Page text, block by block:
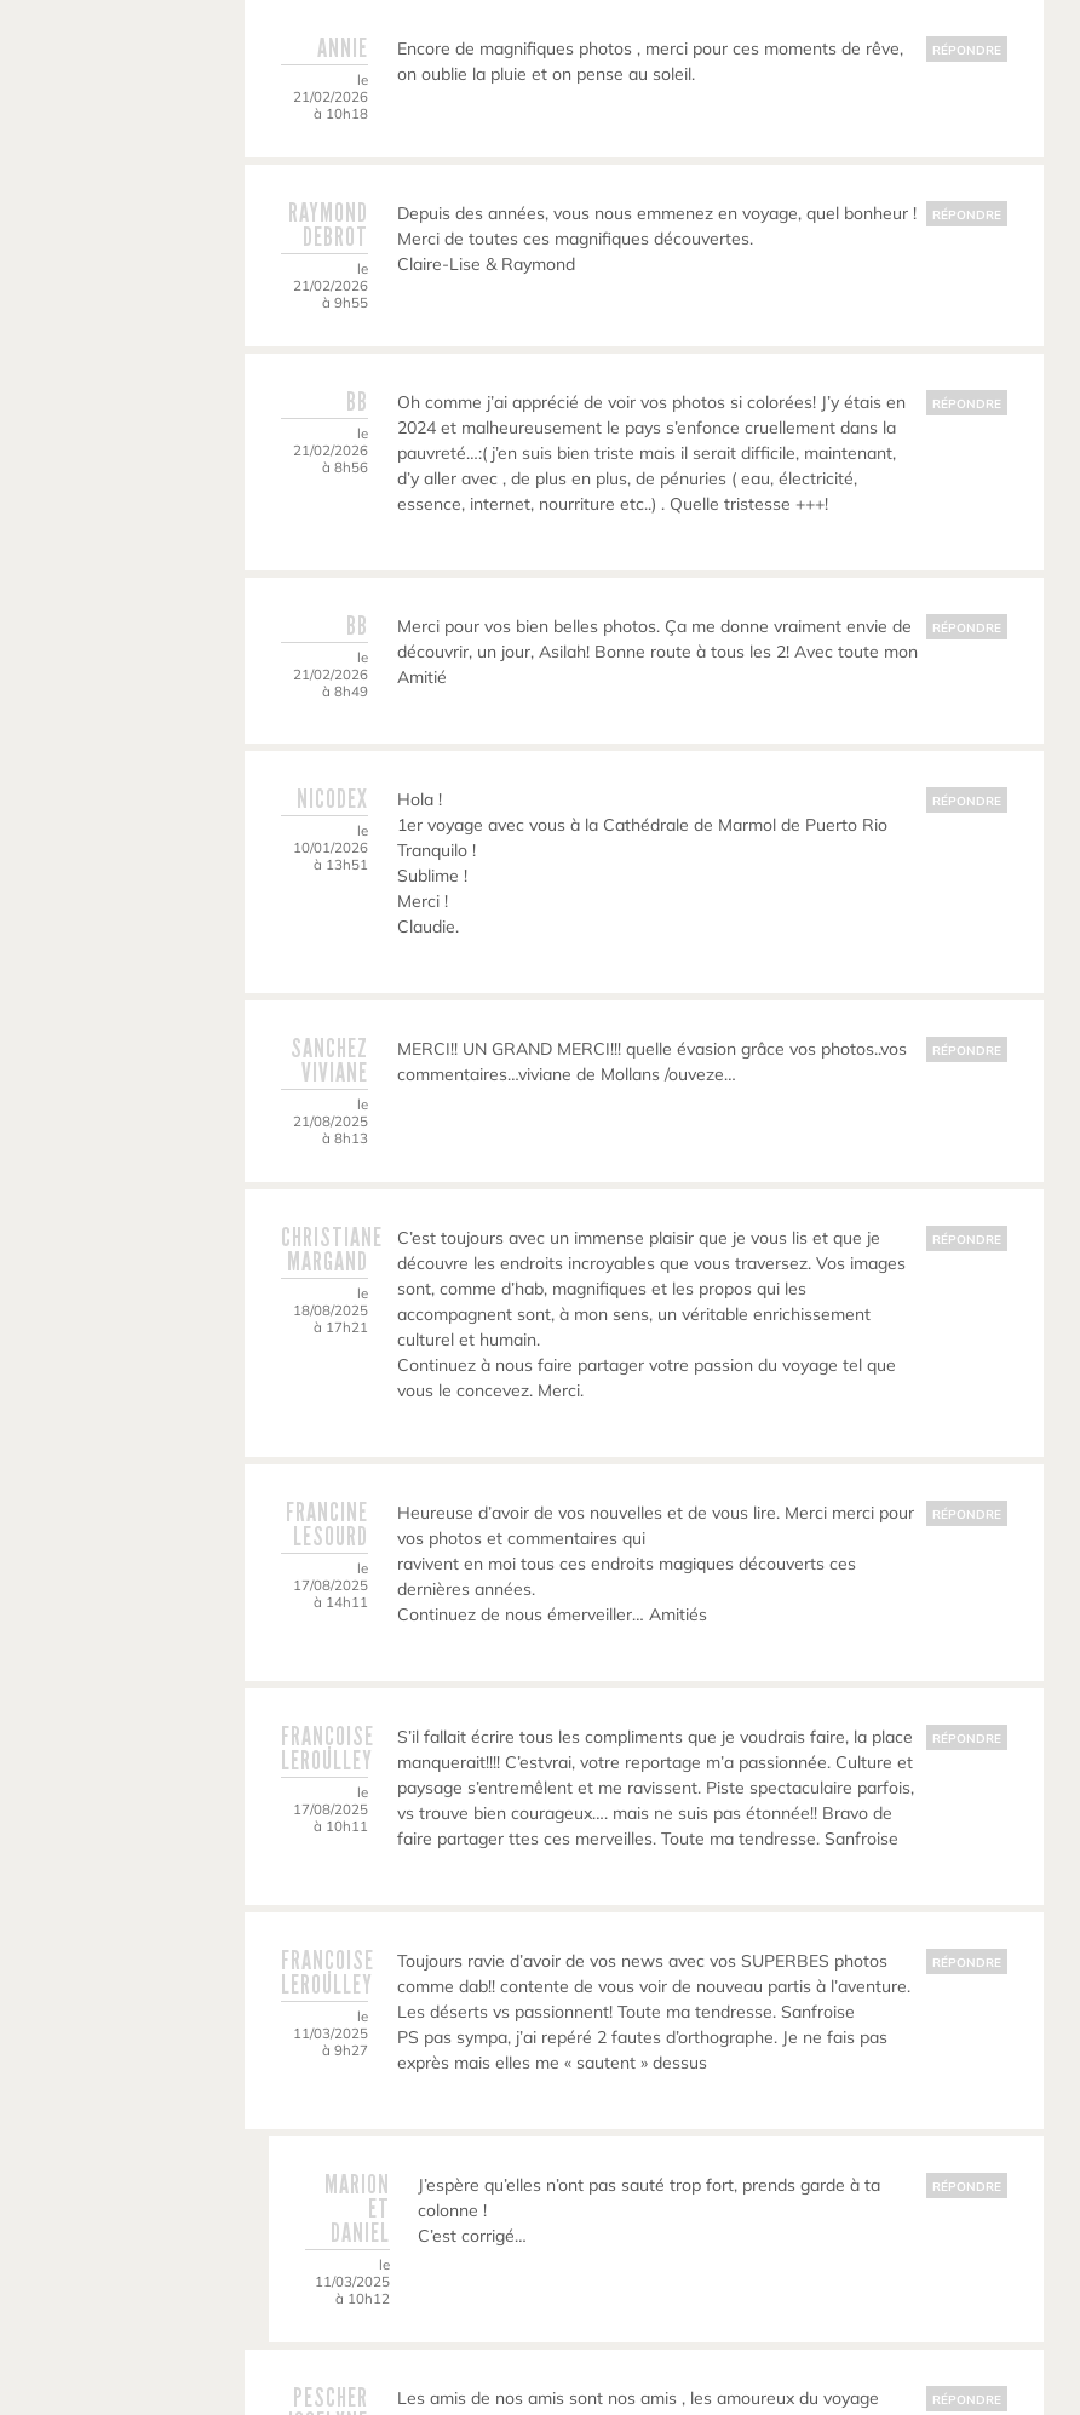
ANNIE
le
21/02/2026
à 10h18
Encore de magnifiques photos , merci pour ces moments de rêve,
on oublie la pluie et on pense au soleil.
RÉPONDRE
RAYMOND
DEBROT
le
21/02/2026
à 9h55
Depuis des années, vous nous emmenez en voyage, quel bonheur !
Merci de toutes ces magnifiques découvertes.
Claire-Lise & Raymond
RÉPONDRE
BB
le
21/02/2026
à 8h56
Oh comme j’ai apprécié de voir vos photos si colorées! J’y étais en
2024 et malheureusement le pays s’enfonce cruellement dans la
pauvreté…:( j’en suis bien triste mais il serait difficile, maintenant,
d’y aller avec , de plus en plus, de pénuries ( eau, électricité,
essence, internet, nourriture etc..) . Quelle tristesse +++!
RÉPONDRE
BB
le
21/02/2026
à 8h49
Merci pour vos bien belles photos. Ça me donne vraiment envie de
découvrir, un jour, Asilah! Bonne route à tous les 2! Avec toute mon
Amitié
RÉPONDRE
NICODEX
le
10/01/2026
à 13h51
Hola !
1er voyage avec vous à la Cathédrale de Marmol de Puerto Rio
Tranquilo !
Sublime !
Merci !
Claudie.
RÉPONDRE
SANCHEZ
VIVIANE
le
21/08/2025
à 8h13
MERCI!! UN GRAND MERCI!!! quelle évasion grâce vos photos..vos
commentaires…viviane de Mollans /ouveze…
RÉPONDRE
CHRISTIANE
MARGAND
le
18/08/2025
à 17h21
C’est toujours avec un immense plaisir que je vous lis et que je
découvre les endroits incroyables que vous traversez. Vos images
sont, comme d’hab, magnifiques et les propos qui les
accompagnent sont, à mon sens, un véritable enrichissement
culturel et humain.
Continuez à nous faire partager votre passion du voyage tel que
vous le concevez. Merci.
RÉPONDRE
FRANCINE
LESOURD
le
17/08/2025
à 14h11
Heureuse d’avoir de vos nouvelles et de vous lire. Merci merci pour
vos photos et commentaires qui
ravivent en moi tous ces endroits magiques découverts ces
dernières années.
Continuez de nous émerveiller… Amitiés
RÉPONDRE
FRANÇOISE
LEROULLEY
le
17/08/2025
à 10h11
S’il fallait écrire tous les compliments que je voudrais faire, la place
manquerait!!!! C’estvrai, votre reportage m’a passionnée. Culture et
paysage s’entremêlent et me ravissent. Piste spectaculaire parfois,
vs trouve bien courageux…. mais ne suis pas étonnée!! Bravo de
faire partager ttes ces merveilles. Toute ma tendresse. Sanfroise
RÉPONDRE
FRANÇOISE
LEROULLEY
le
11/03/2025
à 9h27
Toujours ravie d’avoir de vos news avec vos SUPERBES photos
comme dab!! contente de vous voir de nouveau partis à l’aventure.
Les déserts vs passionnent! Toute ma tendresse. Sanfroise
PS pas sympa, j’ai repéré 2 fautes d’orthographe. Je ne fais pas
exprès mais elles me « sautent » dessus
RÉPONDRE
MARION
ET
DANIEL
le
11/03/2025
à 10h12
J’espère qu’elles n’ont pas sauté trop fort, prends garde à ta
colonne !
C’est corrigé…
RÉPONDRE
PESCHER
Les amis de nos amis sont nos amis , les amoureux du voyage
RÉPONDRE